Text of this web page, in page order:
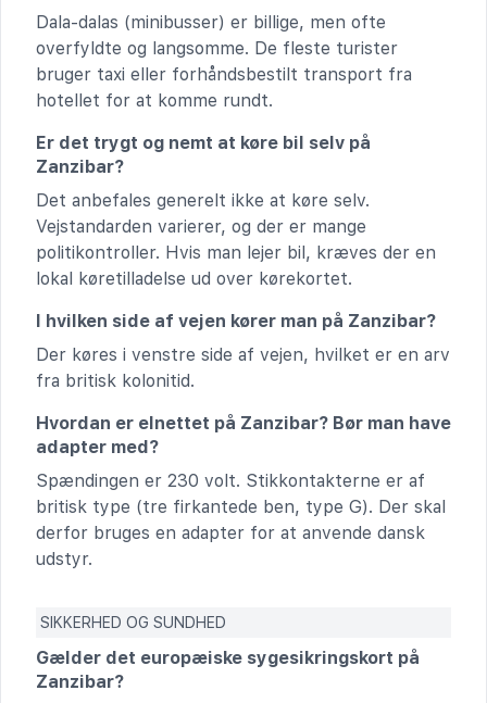
Dala-dalas (minibusser) er billige, men ofte
overfyldte og langsomme. De fleste turister
bruger taxi eller forhåndsbestilt transport fra
hotellet for at komme rundt.
Er det trygt og nemt at køre bil selv på
Zanzibar?
Det anbefales generelt ikke at køre selv.
Vejstandarden varierer, og der er mange
politikontroller. Hvis man lejer bil, kræves der en
lokal køretilladelse ud over kørekortet.
I hvilken side af vejen kører man på Zanzibar?
Der køres i venstre side af vejen, hvilket er en arv
fra britisk kolonitid.
Hvordan er elnettet på Zanzibar? Bør man have
adapter med?
Spændingen er 230 volt. Stikkontakterne er af
britisk type (tre firkantede ben, type G). Der skal
derfor bruges en adapter for at anvende dansk
udstyr.
SIKKERHED OG SUNDHED
Gælder det europæiske sygesikringskort på
Zanzibar?